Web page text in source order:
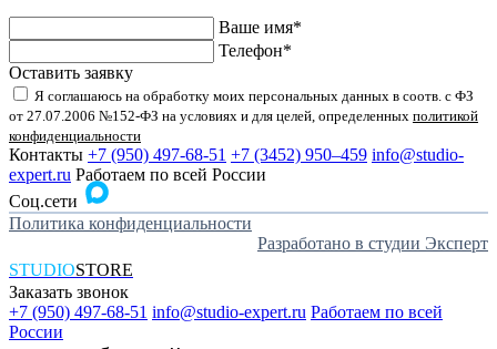
Ваше имя*
Телефон*
Оставить заявку
Я соглашаюсь на обработку моих персональных данных в соотв. с ФЗ
от 27.07.2006 №152-ФЗ на условиях и для целей, определенных политикой
конфиденциальности
Контакты +7 (950) 497-68-51 +7 (3452) 950‒459 info@studio-
expert.ru Работаем по всей России
Соц.сети
Политика конфиденциальности
Разработано в студии Эксперт
STUDIOSTORE
Заказать звонок
+7 (950) 497-68-51 info@studio-expert.ru Работаем по всей
России